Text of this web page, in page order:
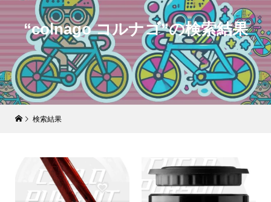
“colnago コルナゴ”の検索結果
検索結果